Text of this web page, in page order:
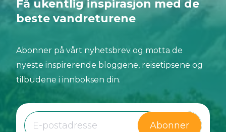
Få ukentlig inspirasjon med de
beste vandreturene
Abonner på vårt nyhetsbrev og motta de
nyeste inspirerende bloggene, reisetipsene og
tilbudene i innboksen din.
Abonner